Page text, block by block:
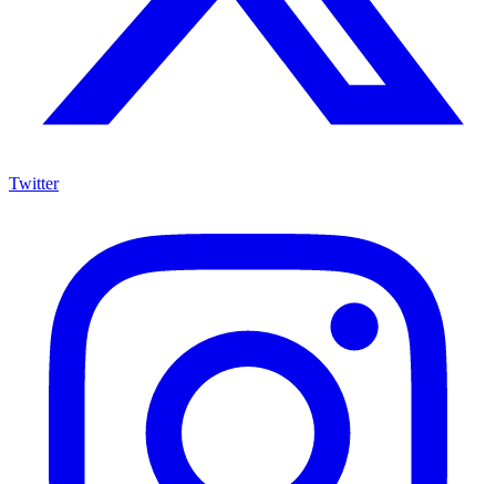
Twitter